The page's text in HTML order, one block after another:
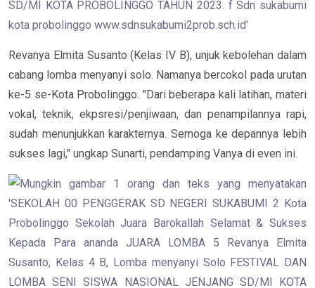
Revanya Elmita Susanto(Kelas IV B), unjuk kebolehan dalam
cabang lomba menyanyi solo. Namanya bercokol pada urutan
ke-5 se-Kota Probolinggo. "Dari beberapa kali latihan,materi
vokal, teknik, ekpsresi/penjiwaan, dan penampilannya rapi,
sudah menunjukkan karakternya. Semoga ke depannya lebih
sukses lagi," ungkap Sunarti, pendamping Vanya di even ini.